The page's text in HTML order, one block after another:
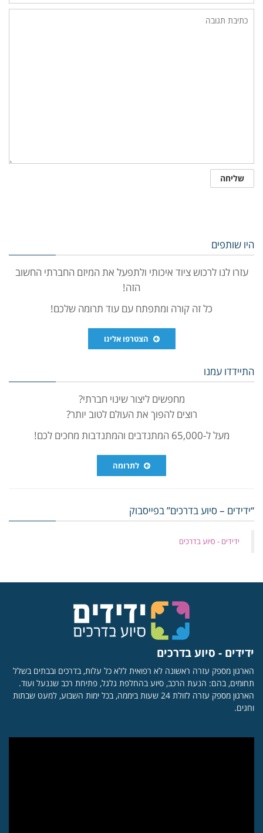
היו שותפים
עזרו לנו לרכוש ציוד איכותי ולתפעל את המיזם החברתי החשוב
הזה!
כל זה קורה ומתפתח עם עוד תרומה שלכם!
הצטרפו אלינו
התיידדו עמנו
מחפשים ליצור שינוי חברתי?
רוצים להפוך את העולם לטוב יותר?
מעל ל-65,000 המתנדבים והמתנדבות מחכים לכם!
לתרומה
“ידידים – סיוע בדרכים” בפייסבוק
‏ידידים - סיוע בדרכים
ידידים - סיוע בדרכים
הארגון מספק עזרה ראשונה לא רפואית ללא כל עלות, בדרכים ובבתים בשלל
תחומים, בהם: הנעת הרכב, סיוע בהחלפת גלגל, פתיחת רכב שננעל ועוד.
הארגון מספק עזרה לזולת 24 שעות ביממה, בכל ימות השבוע, למעט שבתות
וחגים.